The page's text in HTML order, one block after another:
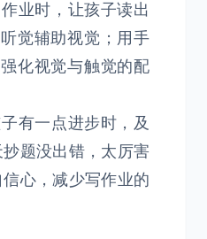
业时，让孩子读出
觉辅助视觉；用手
化视觉与触觉的配
有一点进步时，及
题没出错，太厉害
心，减少写作业的